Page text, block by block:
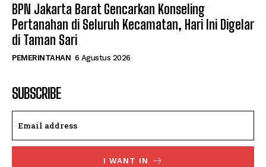
BPN Jakarta Barat Gencarkan Konseling
Pertanahan di Seluruh Kecamatan, Hari Ini Digelar
di Taman Sari
PEMERINTAHAN 6 Agustus 2026
SUBSCRIBE
I WANT IN